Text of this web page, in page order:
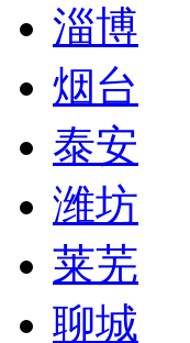
淄博
烟台
泰安
潍坊
莱芜
聊城